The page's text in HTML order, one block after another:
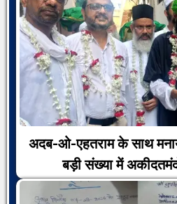
अदब-ओ-एहतराम के साथ
बड़ी संख्या में